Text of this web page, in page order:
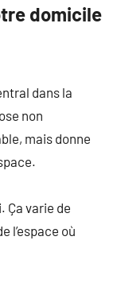
domicile
dans la
non
mais donne
Ça varie de
l’espace où